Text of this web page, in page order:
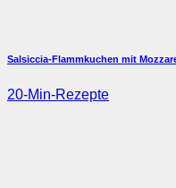
Salsiccia-Flammkuchen mit
20-Min-Rezepte